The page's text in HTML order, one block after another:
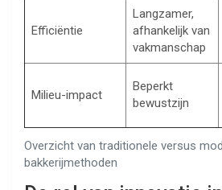
Overzicht van traditionele versus
bakkerijmethoden
Efficiëntie
Langzamer,
afhankelijk van
vakmanschap
Milieu-impact
Beperkt
bewustzijn